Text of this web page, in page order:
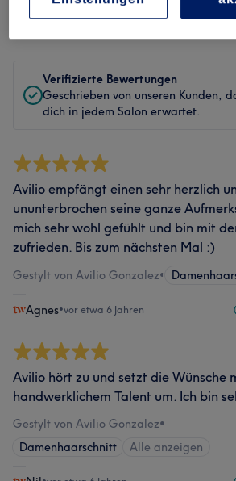
Verifizierte Bewertungen
Geschrieben von unseren Kunden,
dich in jedem Salon erwartet.
Avilio empfängt einen sehr herzlich
ununterbrochen seine ganze
mich sehr wohl gefühlt und bin mit
zufrieden. Bis zum nächsten Mal :)
Gestylt von Avilio Gonzalez•
Agnes•vor etwa 6 Jahren
Avilio hört zu und setzt die Wünsche
handwerklichem Talent um. Ich bin
Gestylt von Avilio Gonzalez•
Damenhaarschnitt
Alle anzeigen